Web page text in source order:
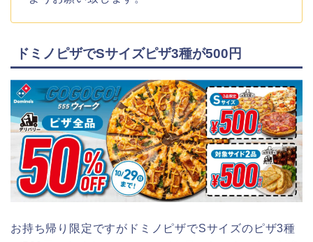
ドミノピザでSサイズピザ3種が500円
お持ち帰り限定ですがドミノピザでSサイズのピザ3種